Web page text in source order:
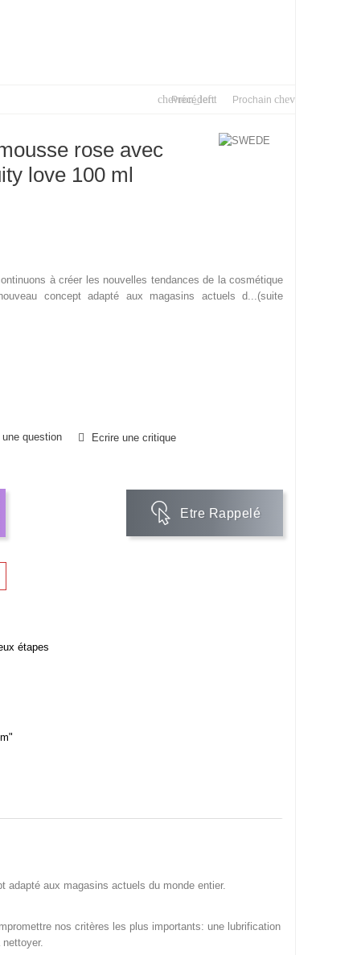
chevron_left
Précédent Prochain chevron_right
rose avec
love 100 ml
à créer les nouvelles tendances de la cosmétique
concept adapté aux magasins actuels d...(suite
une question Ecrire une critique
Etre Rappelé
étapes
aux magasins actuels du monde entier.
nos critères les plus importants: une lubrification